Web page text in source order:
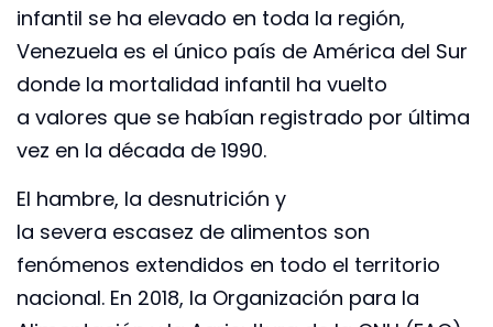
infantil se ha elevado en toda la región,
Venezuela es el único país de América del Sur
donde la mortalidad infantil ha vuelto
a valores que se habían registrado por última
vez en la década de 1990.
El hambre, la desnutrición y
la severa escasez de alimentos son
fenómenos extendidos en todo el territorio
nacional. En 2018, la Organización para la